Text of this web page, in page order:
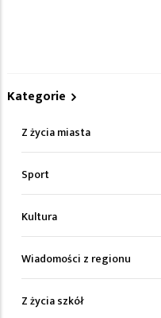
Kategorie
Z życia miasta
Sport
Kultura
Wiadomości z regionu
Z życia szkół